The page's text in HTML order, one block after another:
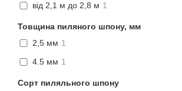
від 2,1 м до 2,8 м 1
Товщина пиляного шпону, мм
2,5 мм 1
4.5 мм 1
Сорт пиляльного шпону